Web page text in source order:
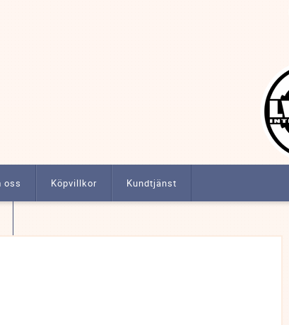
oss Köpvillkor Kundtjänst